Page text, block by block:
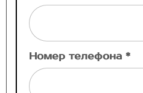
Номер телефона *